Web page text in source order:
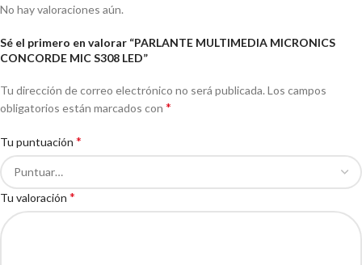
No hay valoraciones aún.
Sé el primero en valorar “PARLANTE MULTIMEDIA MICRONICS
CONCORDE MIC S308 LED”
Tu dirección de correo electrónico no será publicada. Los campos
obligatorios están marcados con *
Tu puntuación *
Tu valoración *